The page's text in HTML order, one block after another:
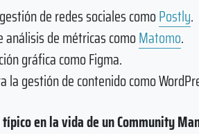
de redes sociales comoPostly.
análisis de métricas comoMatomo.
gráfica como Figma.
la gestión de contenido como
típico en la vida de un Community